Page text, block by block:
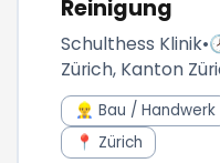
Reinigung
Schulthess Klinik•
Zürich, Kanton
👷‍♂️ Bau / Handwerk
📍 Zürich